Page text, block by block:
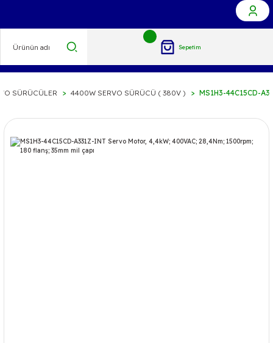
Sepetim
SÜRÜCÜLER 4400W SERVO SÜRÜCÜ ( 380V ) MS1H3-44C15CD-